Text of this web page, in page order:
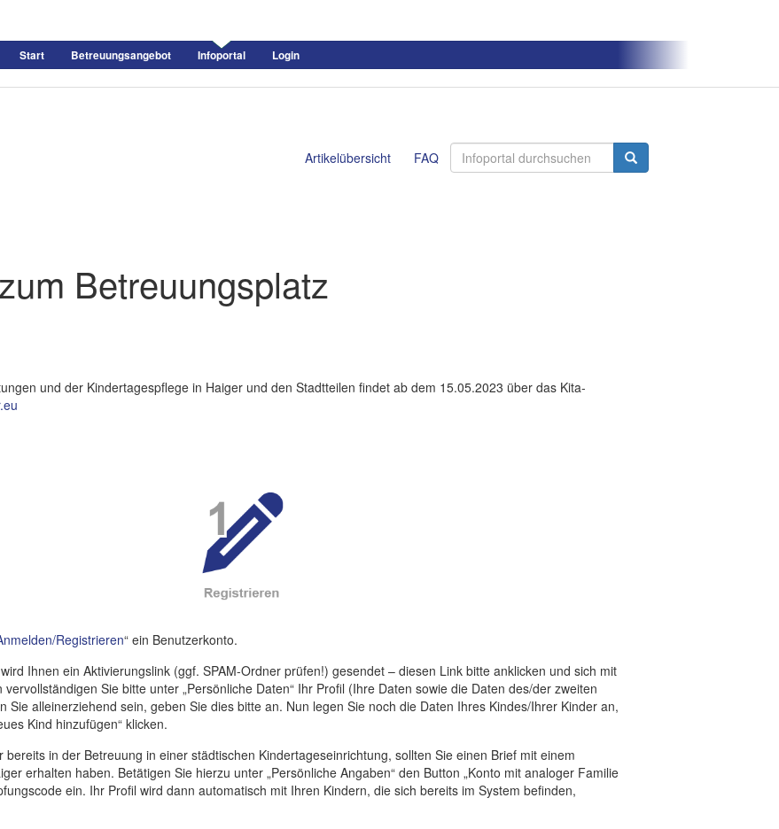
Start Betreuungsangebot Infoportal Login
FAQ
Artikelübersicht
Betreuungsplatz
und der Kindertagespflege in Haiger und den Stadtteilen findet ab dem 15.05.2023 über das Kita-
Registrieren“ ein Benutzerkonto.
Ihnen ein Aktivierungslink (ggf. SPAM-Ordner prüfen!) gesendet – diesen Link bitte anklicken und sich mit
Sie bitte unter „Persönliche Daten“ Ihr Profil (Ihre Daten sowie die Daten des/der zweiten
Sie alleinerziehend sein, geben Sie dies bitte an. Nun legen Sie noch die Daten Ihres Kindes/Ihrer Kinder an,
Kind hinzufügen“ klicken.
bereits in der Betreuung in einer städtischen Kindertageseinrichtung, sollten Sie einen Brief mit einem
erhalten haben. Betätigen Sie hierzu unter „Persönliche Angaben“ den Button „Konto mit analoger Familie
ein. Ihr Profil wird dann automatisch mit Ihren Kindern, die sich bereits im System befinden,